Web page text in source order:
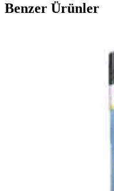
Benzer Ürünler